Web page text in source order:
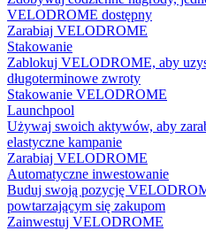
VELODROME dostępny
Zarabiaj VELODROME
Stakowanie
Zablokuj VELODROME, aby
długoterminowe zwroty
Stakowanie VELODROME
Launchpool
Używaj swoich aktywów, aby
elastyczne kampanie
Zarabiaj VELODROME
Automatyczne inwestowanie
Buduj swoją pozycję
powtarzającym się zakupom
Zainwestuj VELODROME